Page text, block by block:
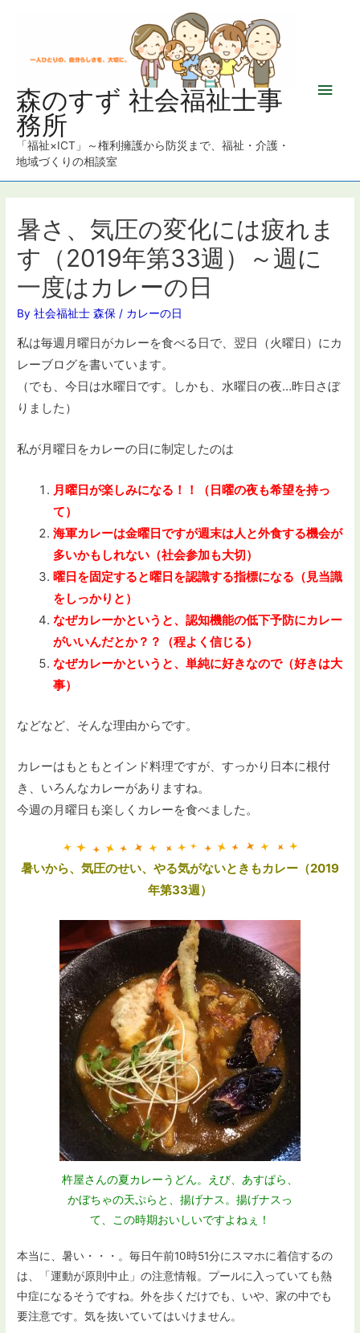
森のすず 社会福祉士事
務所
「福祉×ICT」～権利擁護から防災まで、福祉・介護・
地域づくりの相談室
メ
ニ
ュ
暑さ、気圧の変化には疲れま
す（2019年第33週）～週に
一度はカレーの日
By社会福祉士 森保 / カレーの日
私は毎週月曜日がカレーを食べる日で、翌日（火曜日）にカ
レーブログを書いています。
（でも、今日は水曜日です。しかも、水曜日の夜…昨日さぼ
りました）
私が月曜日をカレーの日に制定したのは
月曜日が楽しみになる！！（日曜の夜も希望を持っ
て）
海軍カレーは金曜日ですが週末は人と外食する機会が
多いかもしれない（社会参加も大切）
曜日を固定すると曜日を認識する指標になる（見当識
をしっかりと）
なぜカレーかというと、認知機能の低下予防にカレー
がいいんだとか？？（程よく信じる）
なぜカレーかというと、単純に好きなので（好きは大
事）
などなど、そんな理由からです。
カレーはもともとインド料理ですが、すっかり日本に根付
き、いろんなカレーがありますね。
今週の月曜日も楽しくカレーを食べました。
暑いから、気圧のせい、やる気がないときもカレー（2019
年第33週）
杵屋さんの夏カレーうどん。えび、あすぱら、
かぼちゃの天ぷらと、揚げナス。揚げナスっ
て、この時期おいしいですよねぇ！
本当に、暑い・・・。毎日午前10時51分にスマホに着信するの
は、「運動が原則中止」の注意情報。プールに入っていても熱
中症になるそうですね。外を歩くだけでも、いや、家の中でも
要注意です。気を抜いていてはいけません。